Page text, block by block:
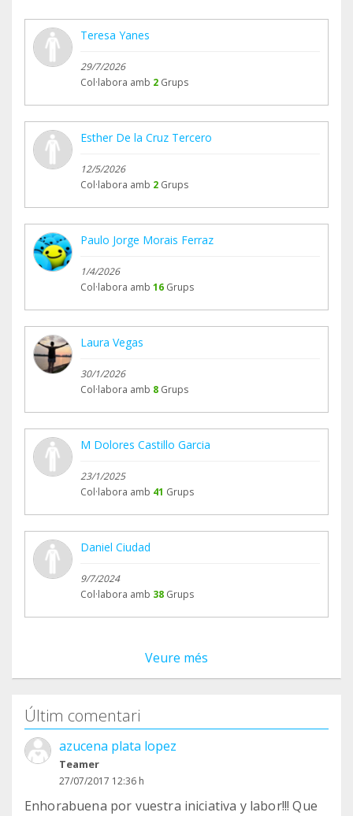
Fundación Músicos por la Salud
Sonar para Sanar
Teresa Yanes
29/7/2026
Col·labora amb 2 Grups
Esther De la Cruz Tercero
12/5/2026
Col·labora amb 2 Grups
Paulo Jorge Morais Ferraz
1/4/2026
Col·labora amb 16 Grups
Laura Vegas
30/1/2026
Col·labora amb 8 Grups
M Dolores Castillo Garcia
23/1/2025
Col·labora amb 41 Grups
Daniel Ciudad
9/7/2024
Col·labora amb 38 Grups
Veure més
Últim comentari
azucena plata lopez
Teamer
27/07/2017 12:36 h
Enhorabuena por vuestra iniciativa y labor!!! Que